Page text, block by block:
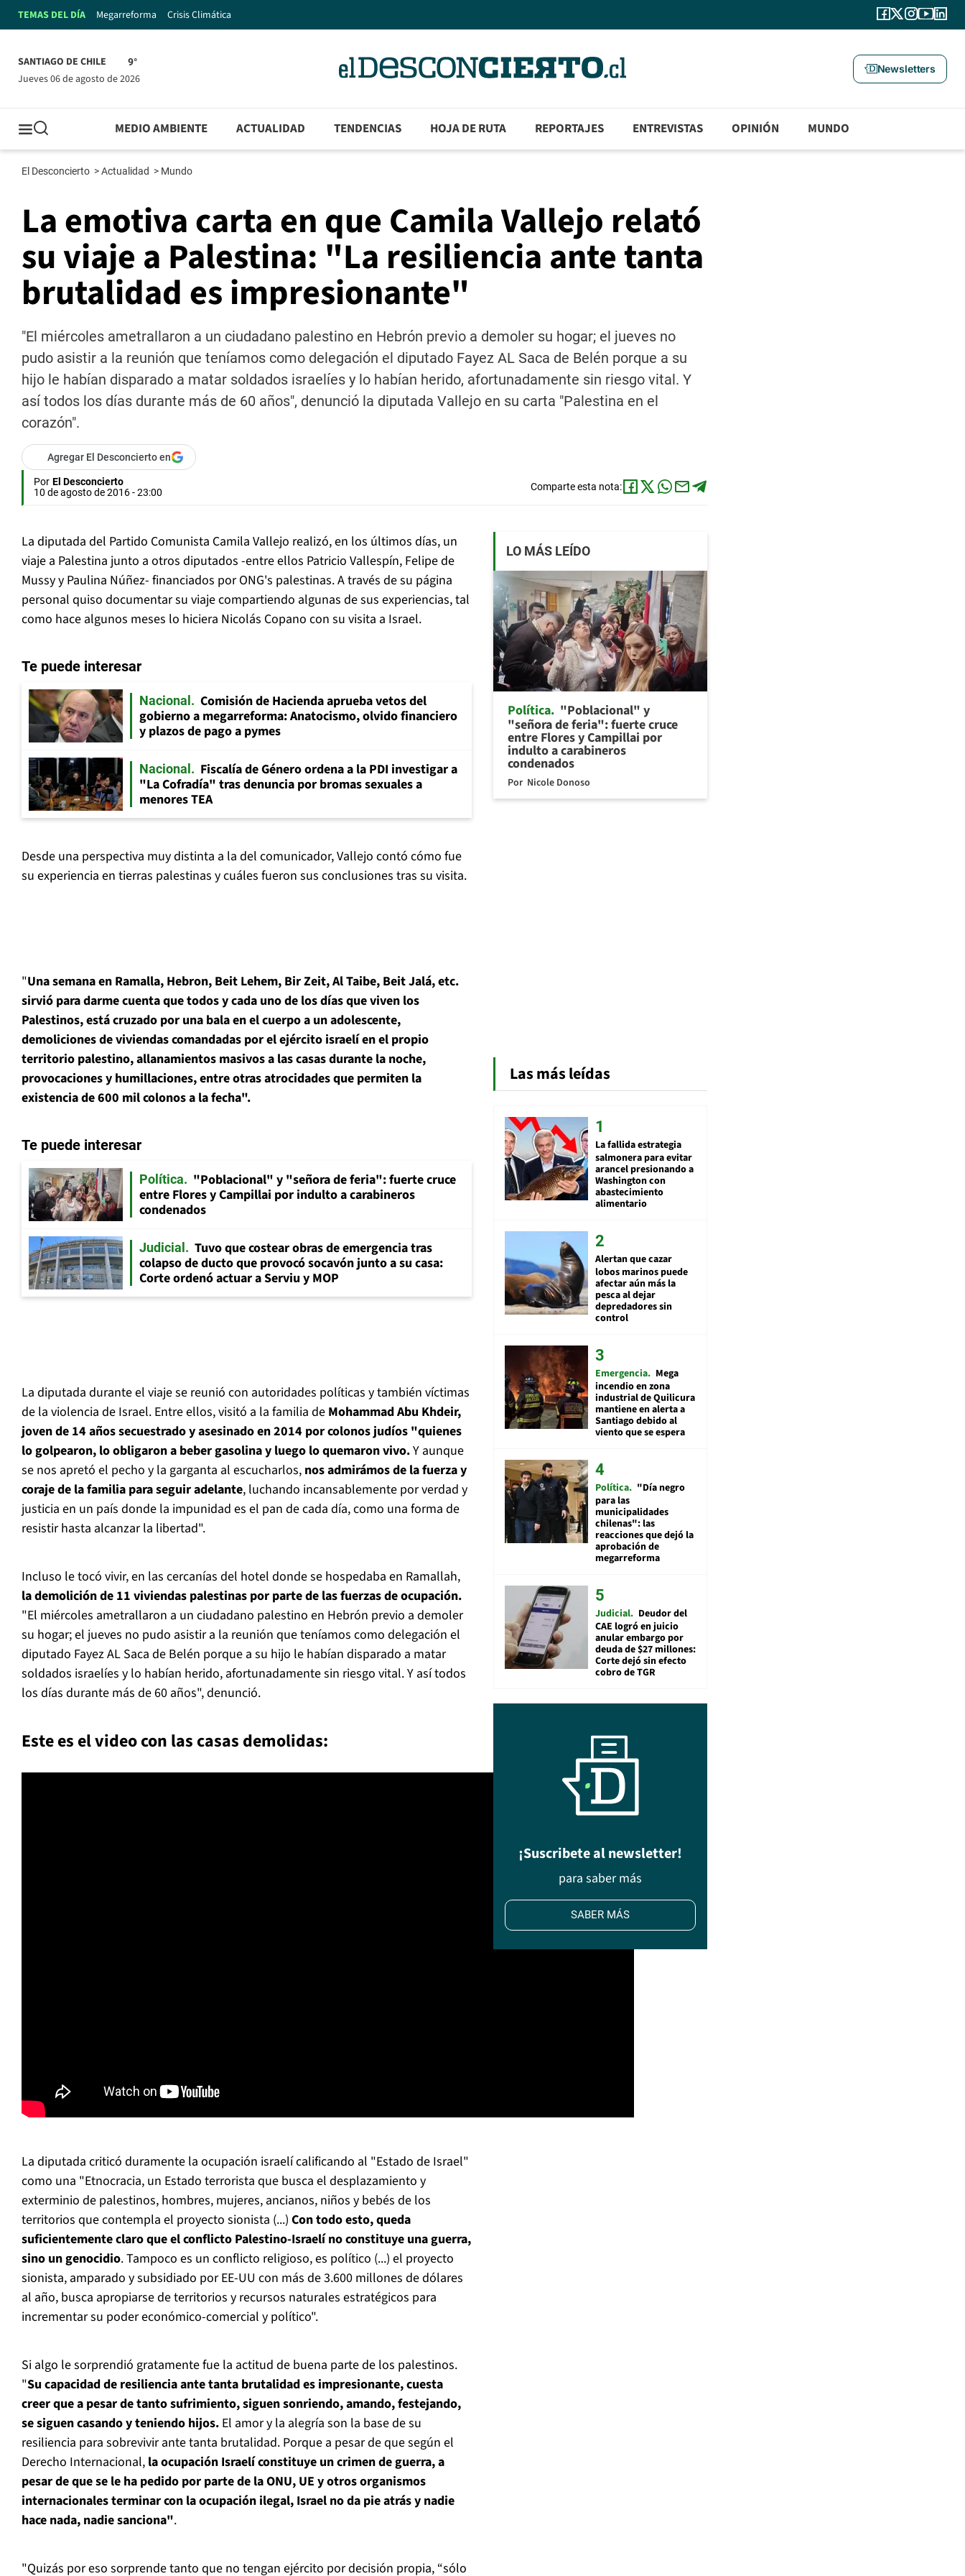
TEMAS DEL DÍA Megarreforma Crisis Climática
SANTIAGO DE CHILE 9°
jueves 06 de agosto de 2026
Newsletters
MEDIO AMBIENTE ACTUALIDAD TENDENCIAS HOJA DE RUTA REPORTAJES ENTREVISTAS OPINIÓN MUNDO
El Desconcierto >Actualidad > Mundo
La emotiva carta en que Camila Vallejo relató
su viaje a Palestina: "La resiliencia ante tanta
brutalidad es impresionante"
"El miércoles ametrallaron a un ciudadano palestino en Hebrón previo a demoler su hogar; el jueves no
pudo asistir a la reunión que teníamos como delegación el diputado Fayez AL Saca de Belén porque a su
hijo le habían disparado a matar soldados israelíes y lo habían herido, afortunadamente sin riesgo vital. Y
así todos los días durante más de 60 años", denunció la diputada Vallejo en su carta "Palestina en el
corazón".
Agregar El Desconcierto en
Por El Desconcierto
10 de agosto de 2016 - 23:00
Comparte esta nota:
La diputada del Partido Comunista Camila Vallejo realizó, en los últimos días, un
viaje a Palestina junto a otros diputados -entre ellos Patricio Vallespín, Felipe de
Mussy y Paulina Núñez- financiados por ONG's palestinas. A través de su página
personal quiso documentar su viaje compartiendo algunas de sus experiencias, tal
como hace algunos meses lo hiciera Nicolás Copano con su visita a Israel.
Te puede interesar
Nacional
Comisión de Hacienda aprueba vetos del
gobierno a megarreforma: Anatocismo, olvido financiero
y plazos de pago a pymes
Nacional
Fiscalía de Género ordena a la PDI investigar a
"La Cofradía" tras denuncia por bromas sexuales a
menores TEA
Desde una perspectiva muy distinta a la del comunicador, Vallejo contó cómo fue
su experiencia en tierras palestinas y cuáles fueron sus conclusiones tras su visita.
"Una semana en Ramalla, Hebron, Beit Lehem, Bir Zeit, Al Taibe, Beit Jalá, etc.
sirvió para darme cuenta que todos y cada uno de los días que viven los
Palestinos, está cruzado por una bala en el cuerpo a un adolescente,
demoliciones de viviendas comandadas por el ejército israelí en el propio
territorio palestino, allanamientos masivos a las casas durante la noche,
provocaciones y humillaciones, entre otras atrocidades que permiten la
existencia de 600 mil colonos a la fecha".
Te puede interesar
Política
"Poblacional" y "señora de feria": fuerte cruce
entre Flores y Campillai por indulto a carabineros
condenados
Judicial
Tuvo que costear obras de emergencia tras
colapso de ducto que provocó socavón junto a su casa:
Corte ordenó actuar a Serviu y MOP
La diputada durante el viaje se reunió con autoridades políticas y también víctimas
de la violencia de Israel. Entre ellos, visitó a la familia de Mohammad Abu Khdeir,
joven de 14 años secuestrado y asesinado en 2014 por colonos judíos "quienes
lo golpearon, lo obligaron a beber gasolina y luego lo quemaron vivo.Y aunque
se nos apretó el pecho y la garganta al escucharlos, nos admirámos de la fuerza y
coraje de la familia para seguir adelante, luchando incansablemente por verdad y
justicia en un país donde la impunidad es el pan de cada día, como una forma de
resistir hasta alcanzar la libertad".
Incluso le tocó vivir, en las cercanías del hotel donde se hospedaba en Ramallah,
la demolición de 11 viviendas palestinas por parte de las fuerzas de ocupación.
"El miércoles ametrallaron a un ciudadano palestino en Hebrón previo a demoler
su hogar; el jueves no pudo asistir a la reunión que teníamos como delegación el
diputado Fayez AL Saca de Belén porque a su hijo le habían disparado a matar
soldados israelíes y lo habían herido, afortunadamente sin riesgo vital. Y así todos
los días durante más de 60 años", denunció.
Este es el video con las casas demolidas:
La diputada criticó duramente la ocupación israelí calificando al "Estado de Israel"
como una "Etnocracia, un Estado terrorista que busca el desplazamiento y
exterminio de palestinos, hombres, mujeres, ancianos, niños y bebés de los
territorios que contempla el proyecto sionista (...) Con todo esto, queda
suficientemente claro que el conflicto Palestino-Israelí no constituye una guerra,
sino un genocidio. Tampoco es un conflicto religioso, es político (...) el proyecto
sionista, amparado y subsidiado por EE-UU con más de 3.600 millones de dólares
al año, busca apropiarse de territorios y recursos naturales estratégicos para
incrementar su poder económico-comercial y político".
Si algo le sorprendió gratamente fue la actitud de buena parte de los palestinos.
"Su capacidad de resiliencia ante tanta brutalidad es impresionante, cuesta
creer que a pesar de tanto sufrimiento, siguen sonriendo, amando, festejando,
se siguen casando y teniendo hijos. El amor y la alegría son la base de su
resiliencia para sobrevivir ante tanta brutalidad. Porque a pesar de que según el
Derecho Internacional, la ocupación Israelí constituye un crimen de guerra, a
pesar de que se le ha pedido por parte de la ONU, UE y otros organismos
internacionales terminar con la ocupación ilegal, Israel no da pie atrás y nadie
hace nada, nadie sanciona".
"Quizás por eso sorprende tanto que no tengan ejército por decisión propia, “sólo
LO MÁS LEÍDO
Política "Poblacional" y
"señora de feria": fuerte cruce
entre Flores y Campillai por
indulto a carabineros
condenados
Por Nicole Donoso
Las más leídas
La fallida estrategia
salmonera para evitar
arancel presionando a
Washington con
abastecimiento
alimentario
Alertan que cazar
lobos marinos puede
afectar aún más la
pesca al dejar
depredadores sin
control
Emergencia Mega
incendio en zona
industrial de Quilicura
mantiene en alerta a
Santiago debido al
viento que se espera
Política "Día negro
para las
municipalidades
chilenas": las
reacciones que dejó la
aprobación de
megarreforma
Judicial Deudor del
CAE logró en juicio
anular embargo por
deuda de $27 millones:
Corte dejó sin efecto
cobro de TGR
¡Suscribete al newsletter!
para saber más
SABER MÁS